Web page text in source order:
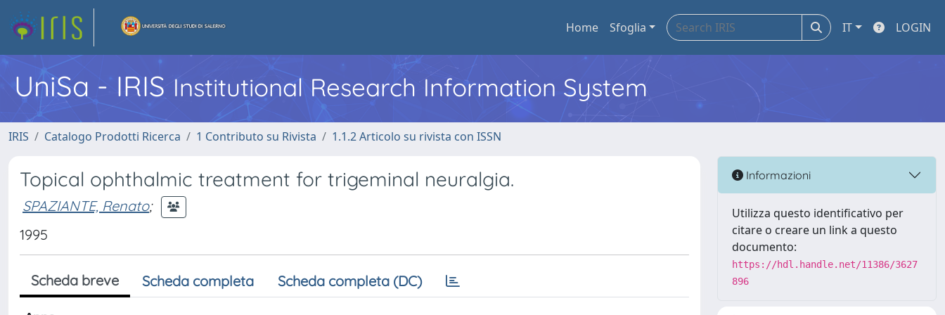
Home Sfoglia IT LOGIN
UniSa - IRIS Institutional Research Information System
IRIS Catalogo Prodotti Ricerca 1 Contributo su Rivista 1.1.2 Articolo su rivista con ISSN
Topical ophthalmic treatment for trigeminal neuralgia.
SPAZIANTE, Renato;
1995
Scheda breve Scheda completa Scheda completa (DC)
Informazioni
Utilizza questo identificativo per
citare o creare un link a questo
documento:
https://hdl.handle.net/11386/3627
896